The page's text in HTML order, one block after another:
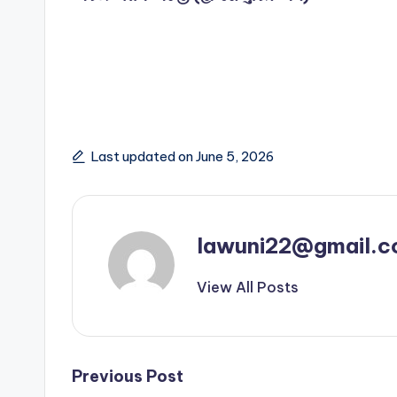
Last updated on June 5, 2026
View All Posts
Post
Previous Post